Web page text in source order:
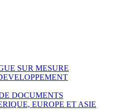
SUR MESURE
DOCUMENTS
EUROPE ET ASIE